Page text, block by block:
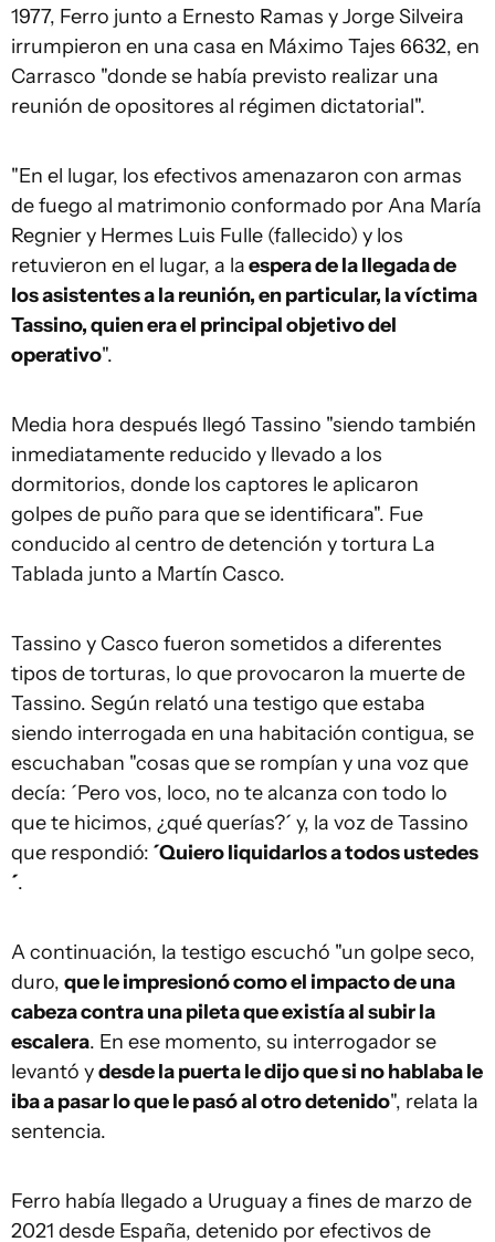
1977, Ferro junto a Ernesto Ramas y Jorge Silveira
irrumpieron en una casa en Máximo Tajes 6632, en
Carrasco "donde se había previsto realizar una
reunión de opositores al régimen dictatorial".
"En el lugar, los efectivos amenazaron con armas
de fuego al matrimonio conformado por Ana María
Regnier y Hermes Luis Fulle (fallecido) y los
retuvieron en el lugar, a laespera de la llegada de
los asistentes a la reunión, en particular, la víctima
Tassino, quien era el principal objetivo del
operativo".
Media hora después llegó Tassino "siendo también
inmediatamente reducido y llevado a los
dormitorios, donde los captores le aplicaron
golpes de puño para que se identificara". Fue
conducido al centro de detención y tortura La
Tablada junto a Martín Casco.
Tassino y Casco fueron sometidos a diferentes
tipos de torturas, lo que provocaron la muerte de
Tassino. Según relató una testigo que estaba
siendo interrogada en una habitación contigua, se
escuchaban "cosas que se rompían y una voz que
decía: ´Pero vos, loco, no te alcanza con todo lo
que te hicimos, ¿qué querías?´ y, la voz de Tassino
que respondió: ´Quiero liquidarlos a todos ustedes
´.
A continuación, la testigo escuchó "un golpe seco,
duro, que le impresionó como el impacto de una
cabeza contra una pileta que existía al subir la
escalera. En ese momento, su interrogador se
levantó ydesde la puerta le dijo que si no hablaba le
iba a pasar lo que le pasó al otro detenido", relata la
sentencia.
Ferro había llegado a Uruguay a fines de marzo de
2021 desde España, detenido por efectivos de